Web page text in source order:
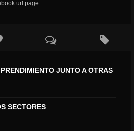
url page.
JUNTO A OTRAS
SECTORES